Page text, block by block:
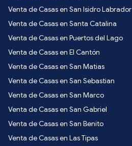
Venta de Casas en San Isidro Labrador
Venta de Casas en Santa Catalina
Venta de Casas en Puertos del Lago
Venta de Casas en El Cantón
Venta de Casas en San Matias
Venta de Casas en San Sebastian
Venta de Casas en San Marco
Venta de Casas en San Gabriel
Venta de Casas en San Benito
Venta de Casas en Las Tipas